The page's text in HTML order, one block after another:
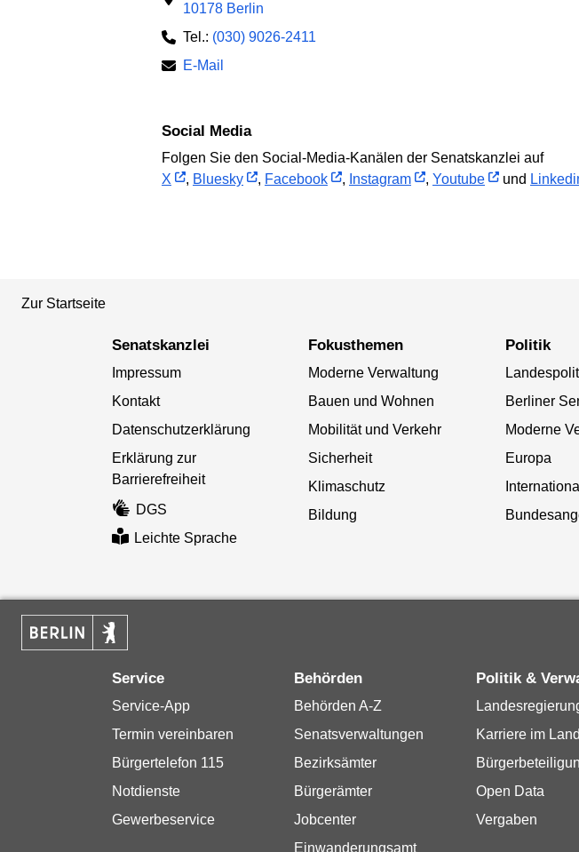
10178 Berlin
Tel.: (030) 9026-2411
E-Mail
Social Media
Folgen Sie den Social-Media-Kanälen der Senatskanzlei auf
X
, Bluesky , Facebook , Instagram , Youtube und
Zur Startseite
Senatskanzlei
Impressum
Kontakt
Datenschutzerklärung
Erklärung zur
Barrierefreiheit
DGS
Leichte Sprache
Fokusthemen
Moderne Verwaltung
Bauen und Wohnen
Mobilität und Verkehr
Sicherheit
Klimaschutz
Bildung
Politik
Berliner
Moderne
Europa
Service
Service-App
Termin vereinbaren
Bürgertelefon 115
Notdienste
Gewerbeservice
Behörden
Behörden A-Z
Senatsverwaltungen
Bezirksämter
Bürgerämter
Jobcenter
Einwanderungsamt
Politik &
Karriere im
Open Data
Vergaben